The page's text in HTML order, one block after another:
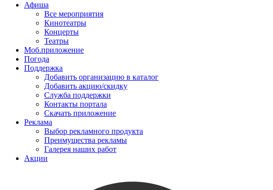
Афиша
Все мероприятия
Кинотеатры
Концерты
Театры
Моб.приложение
Погода
Поддержка
Добавить организацию в каталог
Добавить акцию/скидку
Служба поддержки
Контакты портала
Скачать приложение
Реклама
Выбор рекламного продукта
Преимущества рекламы
Галерея наших работ
Акции